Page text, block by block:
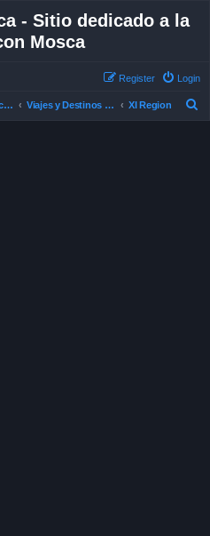
- Sitio dedicado a la
Mosca
Login
Register
El Foro de la Pesca con Mosca en Chile Viajes y Destinos de Pesca XI Region